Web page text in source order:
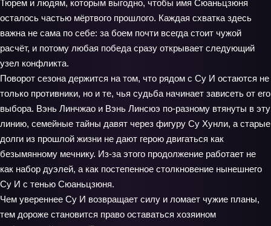
Тюрем и людям, которым выгодно, чтобы имя Сюаньцзюня
осталось частью мёртвого прошлого. Каждая схватка здесь
важна не сама по себе: за боем почти всегда стоит чужой
расчёт, и потому любая победа сразу открывает следующий
узел конфликта.
Поворот сезона держится на том, что рядом с Су И остаются не
только противники, но и те, чья судьба начинает зависеть от его
выбора. Вэнь Линчжао и Вэнь Линсюэ по‑разному втянуты в эту
линию, семейные тайны давят через фигуру Су Хунли, а старые
долги из прошлой жизни не дают герою двигаться как
безымянному мечнику. Из‑за этого продолжение работает не
как набор дуэлей, а как постепенное столкновение нынешнего
Су И с тенью Сюаньцзюня.
Чем увереннее Су И возвращает силу и ломает чужие планы,
тем дороже становится право оставаться хозяином